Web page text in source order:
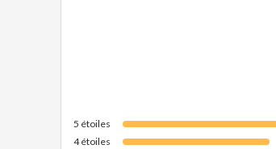
5 étoiles
4étoiles